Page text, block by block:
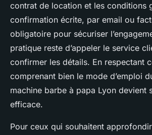
contrat de location et les conditions
confirmation écrite, par email ou
obligatoire pour sécuriser
pratique reste d’appeler le service
confirmer les détails. En respectant
comprenant bien le mode d’emploi
machine barbe à papa Lyon devient
efficace.
Pour ceux qui souhaitent